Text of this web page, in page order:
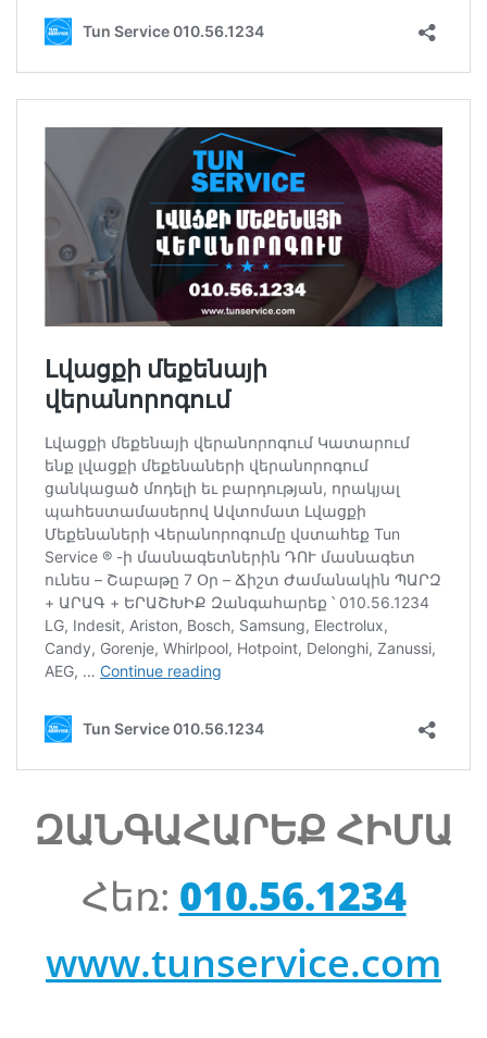
ԶԱՆԳԱՀԱՐԵՔ ՀԻՄԱ
Հեռ: 010.56.1234
www.tunservice.com